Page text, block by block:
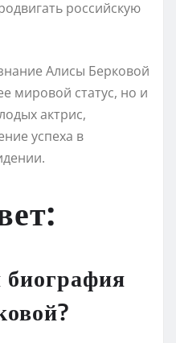
российскую
Алисы Берковой
мировой статус, но и
актрис,
успеха в